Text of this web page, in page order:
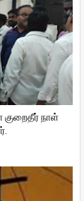
குறைதீர் நாள்